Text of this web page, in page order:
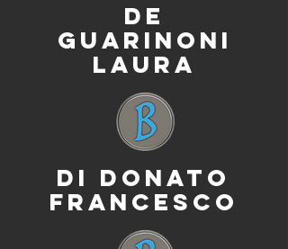
DE
GUARINONI
LAURA
DI DONATO
FRANCESCO